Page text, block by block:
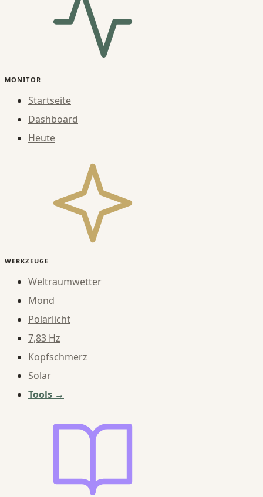
MONITOR
Startseite
Dashboard
Heute
WERKZEUGE
Weltraumwetter
Mond
Polarlicht
7,83 Hz
Kopfschmerz
Solar
Tools →